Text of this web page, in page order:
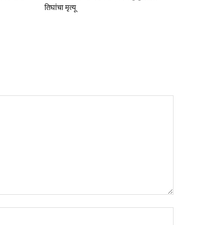
तिघांचा मृत्यू